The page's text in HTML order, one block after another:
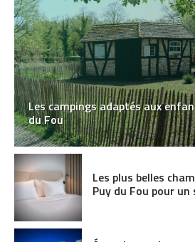
Les campings adaptés aux
du Fou
Les plus belles
Puy du Fou pour un